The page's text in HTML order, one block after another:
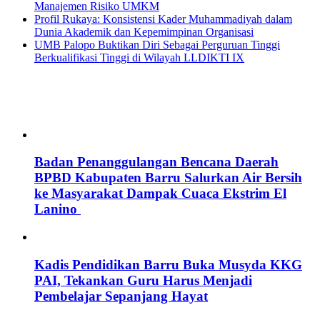
Manajemen Risiko UMKM
Profil Rukaya: Konsistensi Kader Muhammadiyah dalam
Dunia Akademik dan Kepemimpinan Organisasi
UMB Palopo Buktikan Diri Sebagai Perguruan Tinggi
Berkualifikasi Tinggi di Wilayah LLDIKTI IX
Badan Penanggulangan Bencana Daerah
BPBD Kabupaten Barru Salurkan Air Bersih
ke Masyarakat Dampak Cuaca Ekstrim El
Lanino
Kadis Pendidikan Barru Buka Musyda KKG
PAI, Tekankan Guru Harus Menjadi
Pembelajar Sepanjang Hayat